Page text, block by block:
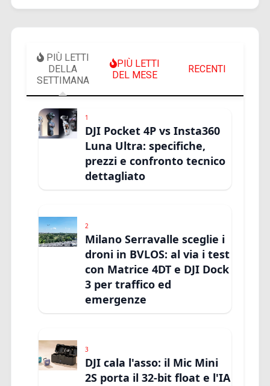
PIÙ LETTI
DELLA
SETTIMANA
PIÙ LETTI
DEL MESE
RECENTI
1
DJI Pocket 4P vs Insta360
Luna Ultra: specifiche,
prezzi e confronto tecnico
dettagliato
2
Milano Serravalle sceglie i
droni in BVLOS: al via i test
con Matrice 4DT e DJI Dock
3 per traffico ed
emergenze
3
DJI cala l'asso: il Mic Mini
2S porta il 32-bit float e l'IA